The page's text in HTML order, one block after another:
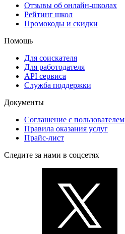
Отзывы об онлайн-школах
Рейтинг школ
Промокоды и скидки
Помощь
Для соискателя
Для работодателя
API сервиса
Служба поддержки
Документы
Соглашение с пользователем
Правила оказания услуг
Прайс-лист
Следите за нами в соцсетях